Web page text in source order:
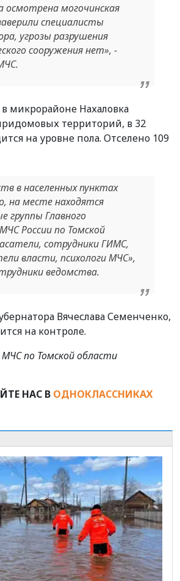
осмотрена могочинская
специалисты
угрозы разрушения
сооружения нет», -
микрорайоне Нахаловка
территорий, в 32
на уровне пола. Отселено 109
в населенных пунктах
на месте находятся
группы Главного
России по Томской
сотрудники ГИМС,
власти, психологи МЧС»,
ведомства.
Вячеслава Семенченко,
на контроле.
по Томской области
НАС В ОДНОКЛАССНИКАХ